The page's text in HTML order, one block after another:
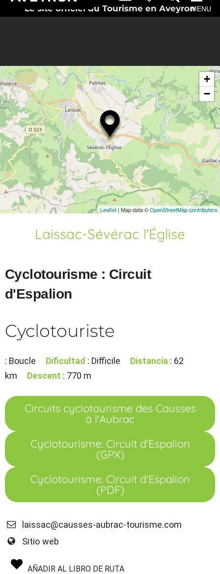
Le site officiel du Tourisme en AveyronMENU
+
−
Leaflet | Map data ©OpenStreetMap contributors
Laissac-Sévérac l'Église
Cyclotourisme : Circuit
d'Espalion
Cyclotouriste
: Boucle Dificultad : Difficile Distancia : 62
km
Descent : 770 m
Circuits cyclotourisme des Causses
à l'Aubrac
Cyclotourisme: Circuit d'Espalion
(GPX)
Cyclotourisme: Circuit d'Espalion
(PDF)
laissac@causses-aubrac-tourisme.com
Sitio web
AÑADIR AL LIBRO DE RUTA